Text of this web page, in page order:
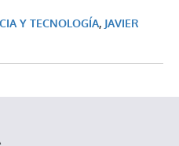
Y TECNOLOGÍA, JAVIER